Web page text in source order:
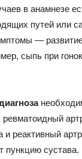
в анамнезе
путей или
—
сыпь при
и реактивный
пункцию